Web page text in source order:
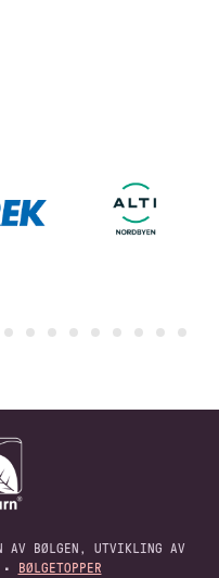
AV BØLGEN, UTVIKLING AV
BØLGETOPPER